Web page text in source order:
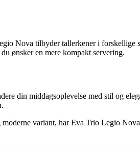
Nova tilbyder tallerkener i forskellige
ønsker en mere kompakt servering.
din middagsoplevelse med stil og
variant, har Eva Trio Legio